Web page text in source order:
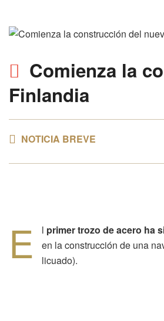
Comienza la
Finlandia
NOTICIA BREVE
E l primer trozo de acero ha
en la construcción de una
licuado).